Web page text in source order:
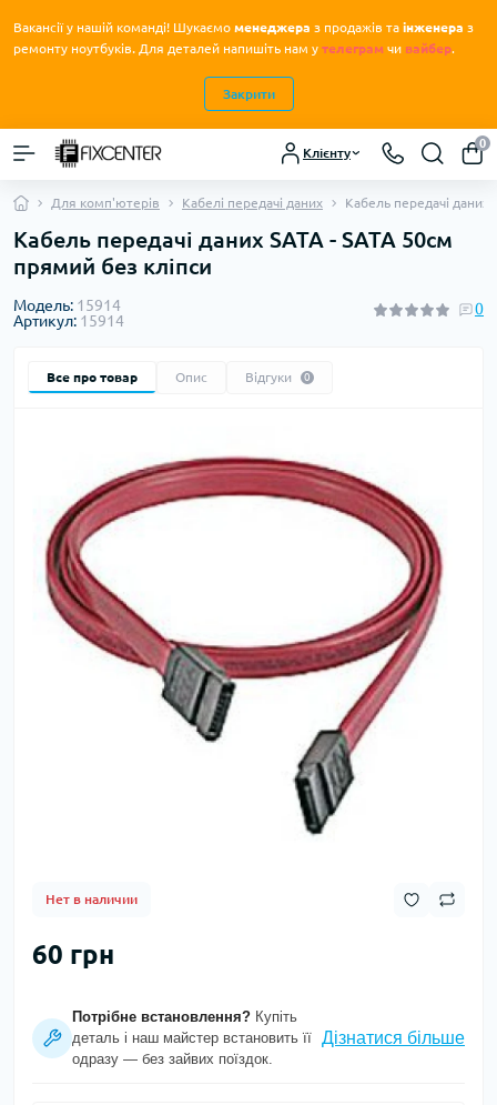
Вакансії у нашій команді! Шукаємо менеджера з продажів та інженера з
ремонту ноутбуків. Для деталей напишіть нам у телеграм чи вайбер.
Закрити
Клієнту
0
Для комп'ютерів Кабелі передачі даних Кабель передачі даних
Кабель передачі даних SATA - SATA 50см
прямий без кліпси
Модель: 15914
Артикул: 15914
0
Все про товар Опис Відгуки 0
Нет в наличии
60 грн
Потрібне встановлення? Купіть
деталь і наш майстер встановить її
одразу — без зайвих поїздок.
Дізнатися більше